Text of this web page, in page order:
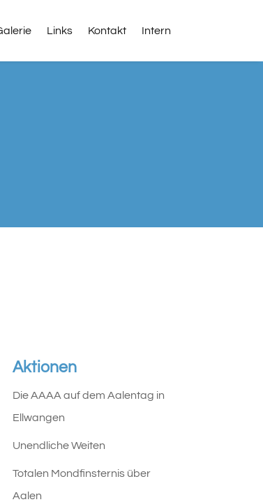
Links Kontakt Intern
Aktionen
Die AAAA auf dem Aalentag in
Ellwangen
Unendliche Weiten
Totalen Mondfinsternis über
Aalen